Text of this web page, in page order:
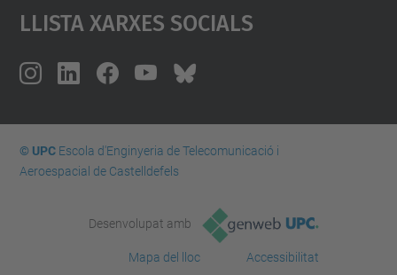
Llista Xarxes Socials
© UPCEscola d'Enginyeria de Telecomunicació i
Aeroespacial de Castelldefels
Desenvolupat amb
Mapa del lloc
Accessibilitat